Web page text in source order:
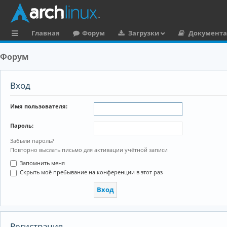
ы
и
Главная Форум Загрузки
Форум
Вход
Имя пользователя:
Пароль:
Забыли пароль?
Повторно выслать письмо для активации учётной записи
Запомнить меня
Скрыть моё пребывание на конференции в этот раз